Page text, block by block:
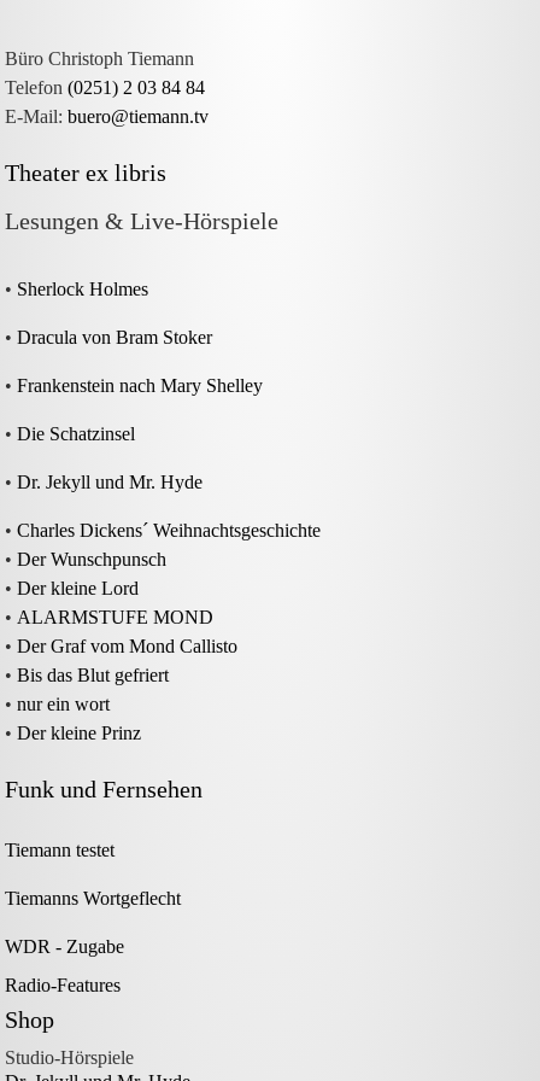
Büro Christoph Tiemann
Telefon(0251) 2 03 84 84
E-Mail:buero@tiemann.tv
Theater ex libris
Lesungen & Live-Hörspiele
• Sherlock Holmes
•Dracula von Bram Stoker
•Frankenstein nach Mary Shelley
•Die Schatzinsel
•Dr. Jekyll und Mr. Hyde
•Charles Dickens´ Weihnachtsgeschichte
•Der Wunschpunsch
•Der kleine Lord
•ALARMSTUFE MOND
•Der Graf vom Mond Callisto
•Bis das Blut gefriert
•nur ein wort
•Der kleine Prinz
Funk und Fernsehen
Tiemann testet
Tiemanns Wortgeflecht
WDR - Zugabe
Radio-Features
Shop
Studio-Hörspiele